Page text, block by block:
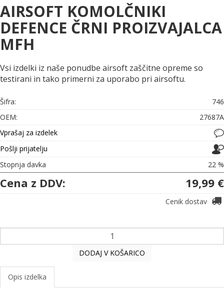
AIRSOFT KOMOLČNIKI
DEFENCE ČRNI PROIZVAJALCA
MFH
Vsi izdelki iz naše ponudbe airsoft zaščitne opreme so
testirani in tako primerni za uporabo pri airsoftu.
Šifra:
746
OEM:
27687A
Vprašaj za izdelek
Pošlji prijatelju
Stopnja davka
22 %
Cena z DDV: 19,99 €
Cenik dostav
DODAJ V KOŠARICO
Opis izdelka